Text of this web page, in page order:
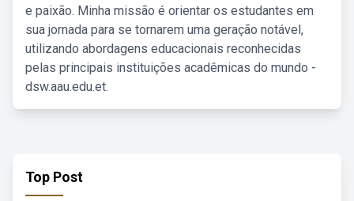
e paixão. Minha missão é orientar os estudantes em
sua jornada para se tornarem uma geração notável,
utilizando abordagens educacionais reconhecidas
pelas principais instituições acadêmicas do mundo -
dsw.aau.edu.et.
Top Post